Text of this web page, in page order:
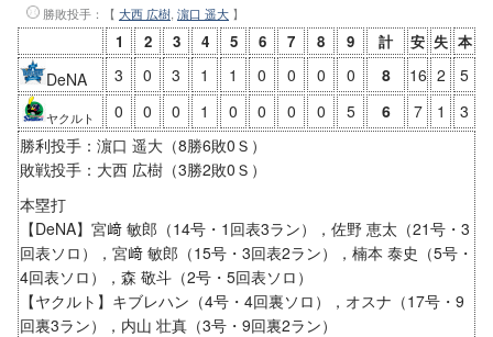
勝敗投手 ：【 大西 広樹 濵口 遥大 】
1 2 3 4 5 6 7 8 9 計 安 失 本
DeNA 3 0 3 1 1 0 0 0 0 8 16 2 5
ヤクルト 0 0 0 1 0 0 0 0 5 6 7 1
3
勝利投手：濵口 遥大（8勝6敗0Ｓ）
敗戦投手：大西 広樹（3勝2敗0Ｓ）
本塁打
【DeNA】宮﨑 敏郎（14号・1回表3ラン），佐野 恵太（21号・3
回表ソロ），宮﨑 敏郎（15号・3回表2ラン），楠本 泰史（5号・
4回表ソロ），森 敬斗（2号・5回表ソロ）
【ヤクルト】キブレハン（4号・4回裏ソロ），オスナ（17号・9
回裏3ラン），内山 壮真（3号・9回裏2ラン）